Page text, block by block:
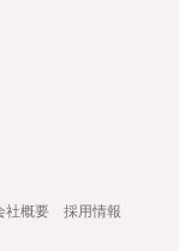
社概要
採用情報